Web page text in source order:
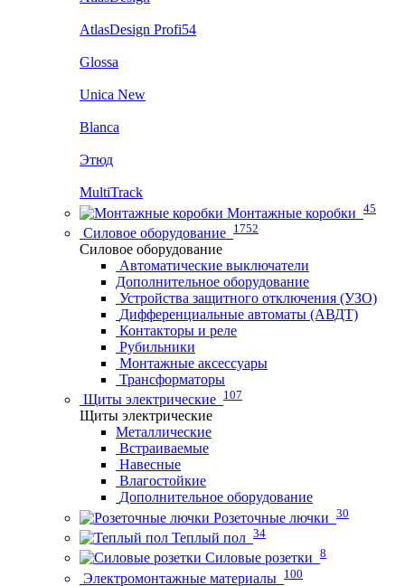
AtlasDesign Profi54
Glossa
Unica New
Blanca
Этюд
MultiTrack
Монтажные коробки 45
Силовое оборудование 1752
Силовое оборудование
Автоматические выключатели
Дополнительное оборудование
Устройства защитного отключения (УЗО)
Дифференциальные автоматы (АВДТ)
Контакторы и реле
Рубильники
Монтажные аксессуары
Трансформаторы
Щиты электрические 107
Щиты электрические
Металлические
Встраиваемые
Навесные
Влагостойкие
Дополнительное оборудование
Розеточные лючки 30
Теплый пол 34
Силовые розетки 8
Электромонтажные материалы 100